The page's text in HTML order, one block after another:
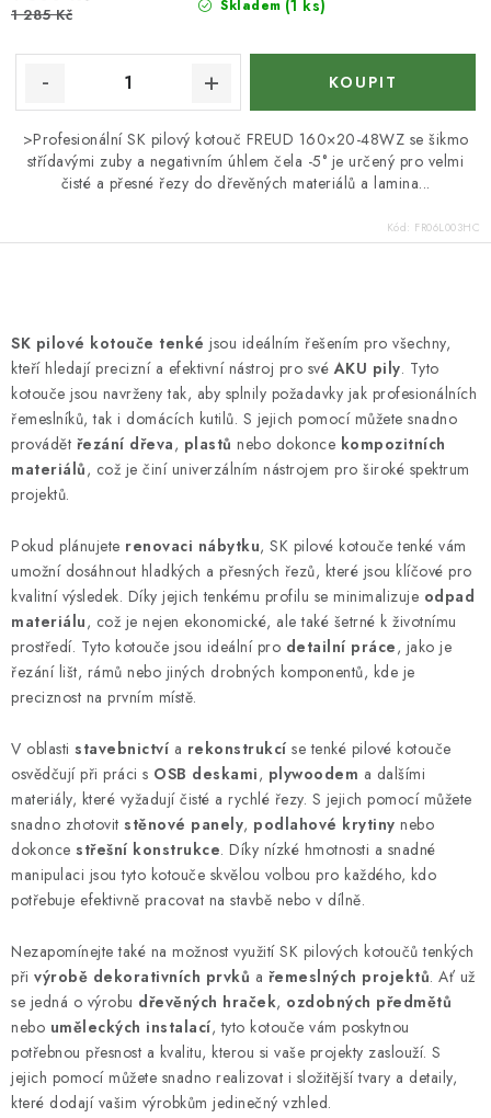
Skladem (1 ks)
1 285 Kč
>Profesionální SK pilový kotouč FREUD 160×20-48WZ se šikmo
střídavými zuby a negativním úhlem čela -5° je určený pro velmi
čisté a přesné řezy do dřevěných materiálů a lamina...
Kód: FR06L003HC
v
l
á
d
a
c
í
p
r
v
k
y
v
ý
p
i
s
u
SK pilové kotouče tenké jsou ideálním řešením pro všechny,
kteří hledají precizní a efektivní nástroj pro svéAKU pily. Tyto
kotouče jsou navrženy tak, aby splnily požadavky jak profesionálních
řemeslníků, tak i domácích kutilů. S jejich pomocí můžete snadno
provádět řezání dřeva, plastů nebo dokonce kompozitních
materiálů, což je činí univerzálním nástrojem pro široké spektrum
projektů.
Pokud plánujete renovaci nábytku, SK pilové kotouče tenké vám
umožní dosáhnout hladkých a přesných řezů, které jsou klíčové pro
kvalitní výsledek. Díky jejich tenkému profilu se minimalizuje odpad
materiálu, což je nejen ekonomické, ale také šetrné k životnímu
prostředí. Tyto kotouče jsou ideální pro detailní práce, jako je
řezání lišt, rámů nebo jiných drobných komponentů, kde je
preciznost na prvním místě.
V oblasti stavebnictví a rekonstrukcí se tenké pilové kotouče
osvědčují při práci s OSB deskami, plywoodem a dalšími
materiály, které vyžadují čisté a rychlé řezy. S jejich pomocí můžete
snadno zhotovit stěnové panely, podlahové krytiny nebo
dokonce střešní konstrukce. Díky nízké hmotnosti a snadné
manipulaci jsou tyto kotouče skvělou volbou pro každého, kdo
potřebuje efektivně pracovat na stavbě nebo v dílně.
Nezapomínejte také na možnost využití SK pilových kotoučů tenkých
při výrobě dekorativních prvků a řemeslných projektů. Ať už
se jedná o výrobu dřevěných hraček, ozdobných předmětů
nebo uměleckých instalací, tyto kotouče vám poskytnou
potřebnou přesnost a kvalitu, kterou si vaše projekty zaslouží. S
jejich pomocí můžete snadno realizovat i složitější tvary a detaily,
které dodají vašim výrobkům jedinečný vzhled.